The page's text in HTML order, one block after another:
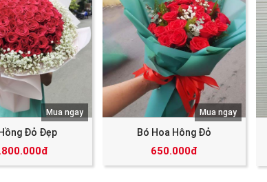
Đỏ Đẹp
Mua ngay
Bó Hoa Hông Đỏ
650.000đ
Mua ngay